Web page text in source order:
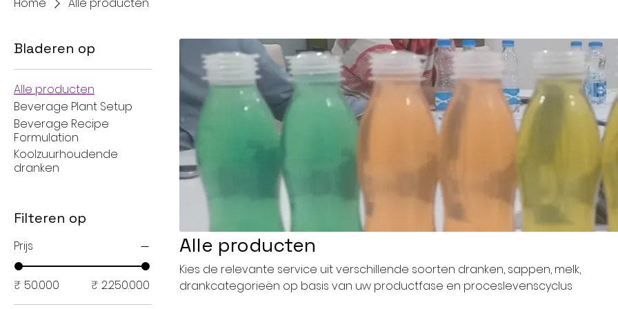
Bladeren op
Alle producten
Beverage Plant Setup
Beverage Recipe
Formulation
Koolzuurhoudende
dranken
Filteren op
Prijs
₹ 50.000 ₹ 2.250.000
Alle producten
Kies de relevante service uit verschillende soorten dranken, sappen, melk,
drankcategorieën op basis van uw productfase en proceslevenscyclus